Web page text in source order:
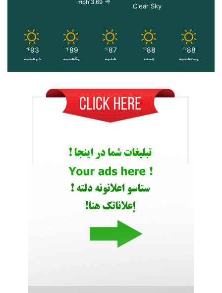
Clear Sky
3.69 mph
88
℉
پنجشنبه
88
℉
جمعه
87
℉
شنبه
89
℉
یکشنبه
93
℉
دوشنبه